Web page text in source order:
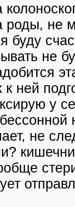
роды, не
буду
не
к ней
у
не